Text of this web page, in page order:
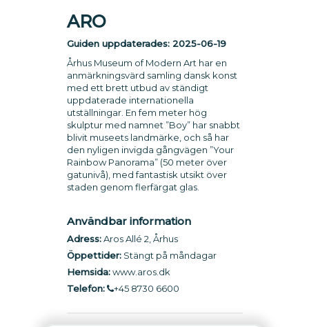
ARO
Guiden uppdaterades: 2025-06-19
Århus Museum of Modern Art har en
anmärkningsvärd samling dansk konst
med ett brett utbud av ständigt
uppdaterade internationella
utställningar. En fem meter hög
skulptur med namnet ”Boy” har snabbt
blivit museets landmärke, och så har
den nyligen invigda gångvägen ”Your
Rainbow Panorama” (50 meter över
gatunivå), med fantastisk utsikt över
staden genom flerfärgat glas.
Användbar information
Adress:Aros Allé 2, Århus
Öppettider:Stängt på måndagar
Hemsida: www.aros.dk
Telefon:
+45 8730 6600